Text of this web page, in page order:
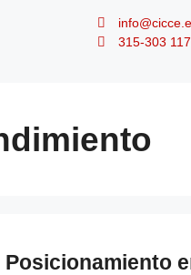
315-303